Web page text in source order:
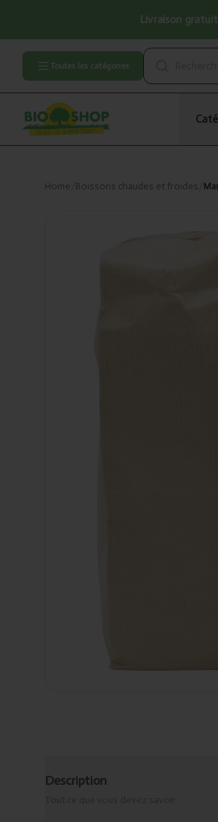
Livraison
Toutes les catégories
Home Boissons chaudes et froides
Description